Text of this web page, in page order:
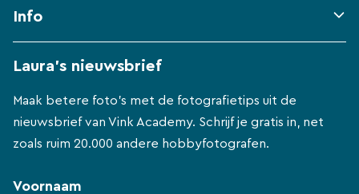
Info
Laura's nieuwsbrief
Maak betere foto's met de fotografietips uit de
nieuwsbrief van Vink Academy. Schrijf je gratis in, net
zoals ruim 20.000 andere hobbyfotografen.
Voornaam